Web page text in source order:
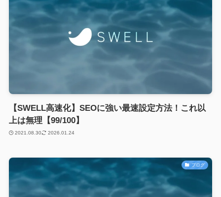
【SWELL高速化】SEOに強い最速設定方法！これ以
上は無理【99/100】
2021.08.30 2026.01.24
ブログ